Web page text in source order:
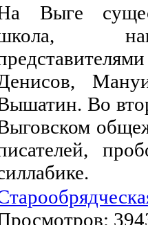
Выге
Во